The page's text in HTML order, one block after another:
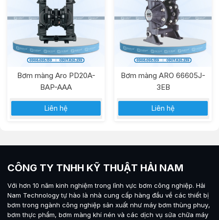
Bơm màng Aro PD20A-
BAP-AAA
Liên hệ
Bơm màng ARO 66605J-
3EB
Liên hệ
CÔNG TY TNHH KỸ THUẬT HẢI NAM
Với hơn 10 năm kinh nghiệm trong lĩnh vực bơm công nghiệp. Hải
Nam Technologytự hào là nhà cung cấp hàng đầu về các thiết bị
bơm trong ngành công nghiệp sản xuất như máy bơm thùng phuy,
bơm thực phẩm, bơm màng khí nén và các dịch vụ sửa chữa máy